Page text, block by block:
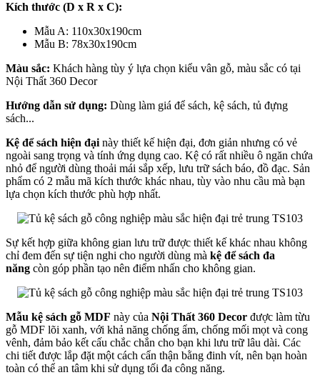
Kích thước (D x R x C):
Mẫu A: 110x30x190cm
Mẫu B: 78x30x190cm
Màu sắc: Khách hàng tùy ý lựa chọn kiểu vân gỗ, màu sắc có tại
Nội Thất 360 Decor
Hướng dẫn sử dụng: Dùng làm giá để sách, kệ sách, tủ đựng
sách...
Kệ để sách hiện đại này thiết kế hiện đại, đơn giản nhưng có vẻ
ngoài sang trọng và tính ứng dụng cao. Kệ có rất nhiều ô ngăn chứa
nhỏ để người dùng thoải mái sắp xếp, lưu trữ sách báo, đồ đạc. Sản
phẩm có 2 mẫu mã kích thước khác nhau, tùy vào nhu cầu mà bạn
lựa chọn kích thước phù hợp nhất.
Sự kết hợp giữa không gian lưu trữ được thiết kế khác nhau không
chỉ đem đến sự tiện nghi cho người dùng mà kệ để sách đa
năng còn góp phần tạo nên điểm nhấn cho không gian.
Mẫu kệ sách gỗ MDF này của Nội Thất 360 Decor được làm từu
gỗ MDF lõi xanh, với khả năng chống ẩm, chống mối mọt và cong
vênh, đảm bảo kết cấu chắc chắn cho bạn khi lưu trữ lâu dài. Các
chi tiết được lắp đặt một cách cẩn thận bằng đinh vít, nên bạn hoàn
toàn có thể an tâm khi sử dụng tối đa công năng.